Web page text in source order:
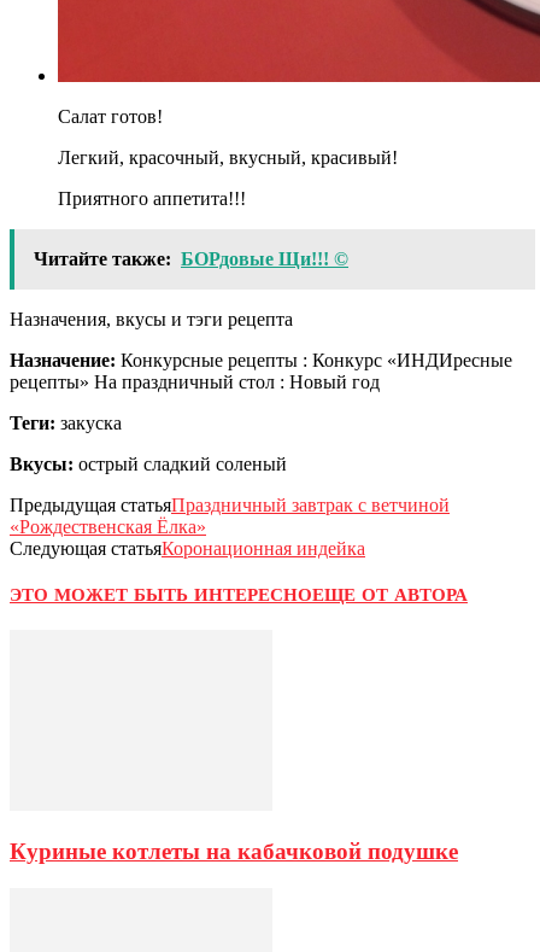
Салат готов!
Легкий, красочный, вкусный, красивый!
Приятного аппетита!!!
Читайте также: БОРдовые Щи!!! ©
Назначения, вкусы и тэги рецепта
Назначение: Конкурсные рецепты : Конкурс «ИНДИресные
рецепты» На праздничный стол : Новый год
Теги: закуска
Вкусы: острый сладкий соленый
Предыдущая статьяПраздничный завтрак с ветчиной
«Рождественская Ёлка»
Следующая статьяКоронационная индейка
ЭТО МОЖЕТ БЫТЬ ИНТЕРЕСНОЕЩЕ ОТ АВТОРА
Куриные котлеты на кабачковой подушке